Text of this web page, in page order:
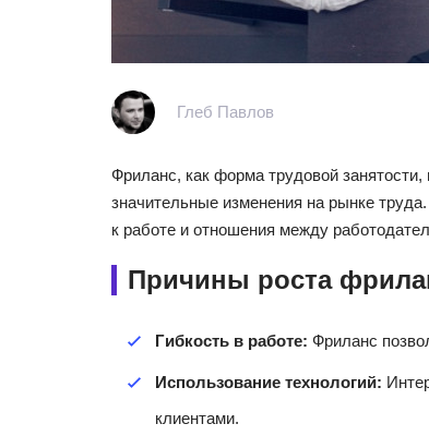
Глеб Павлов
Фриланс, как форма трудовой
значительные изменения на рынке
к работе и отношения между
Причины роста
Гибкость в работе: Фриланс
Использование технологий:
клиентами.